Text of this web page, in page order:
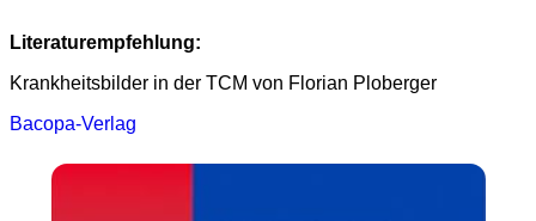
Literaturempfehlung:
Krankheitsbilder in der TCM von Florian Ploberger
Bacopa-Verlag